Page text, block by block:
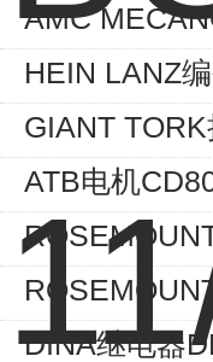
AMC
HEIN LANZ
GIANT
ATB电机
DINA继电器